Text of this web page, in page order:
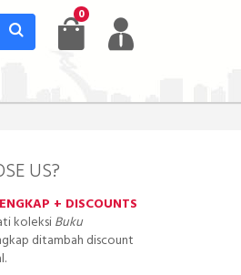
0
US?
+ DISCOUNTS
koleksiBuku
ditambah discount